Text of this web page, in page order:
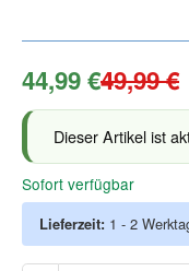
44,99 €49,99 €
Dieser Artikel ist
Sofort verfügbar
Lieferzeit: 1 - 2